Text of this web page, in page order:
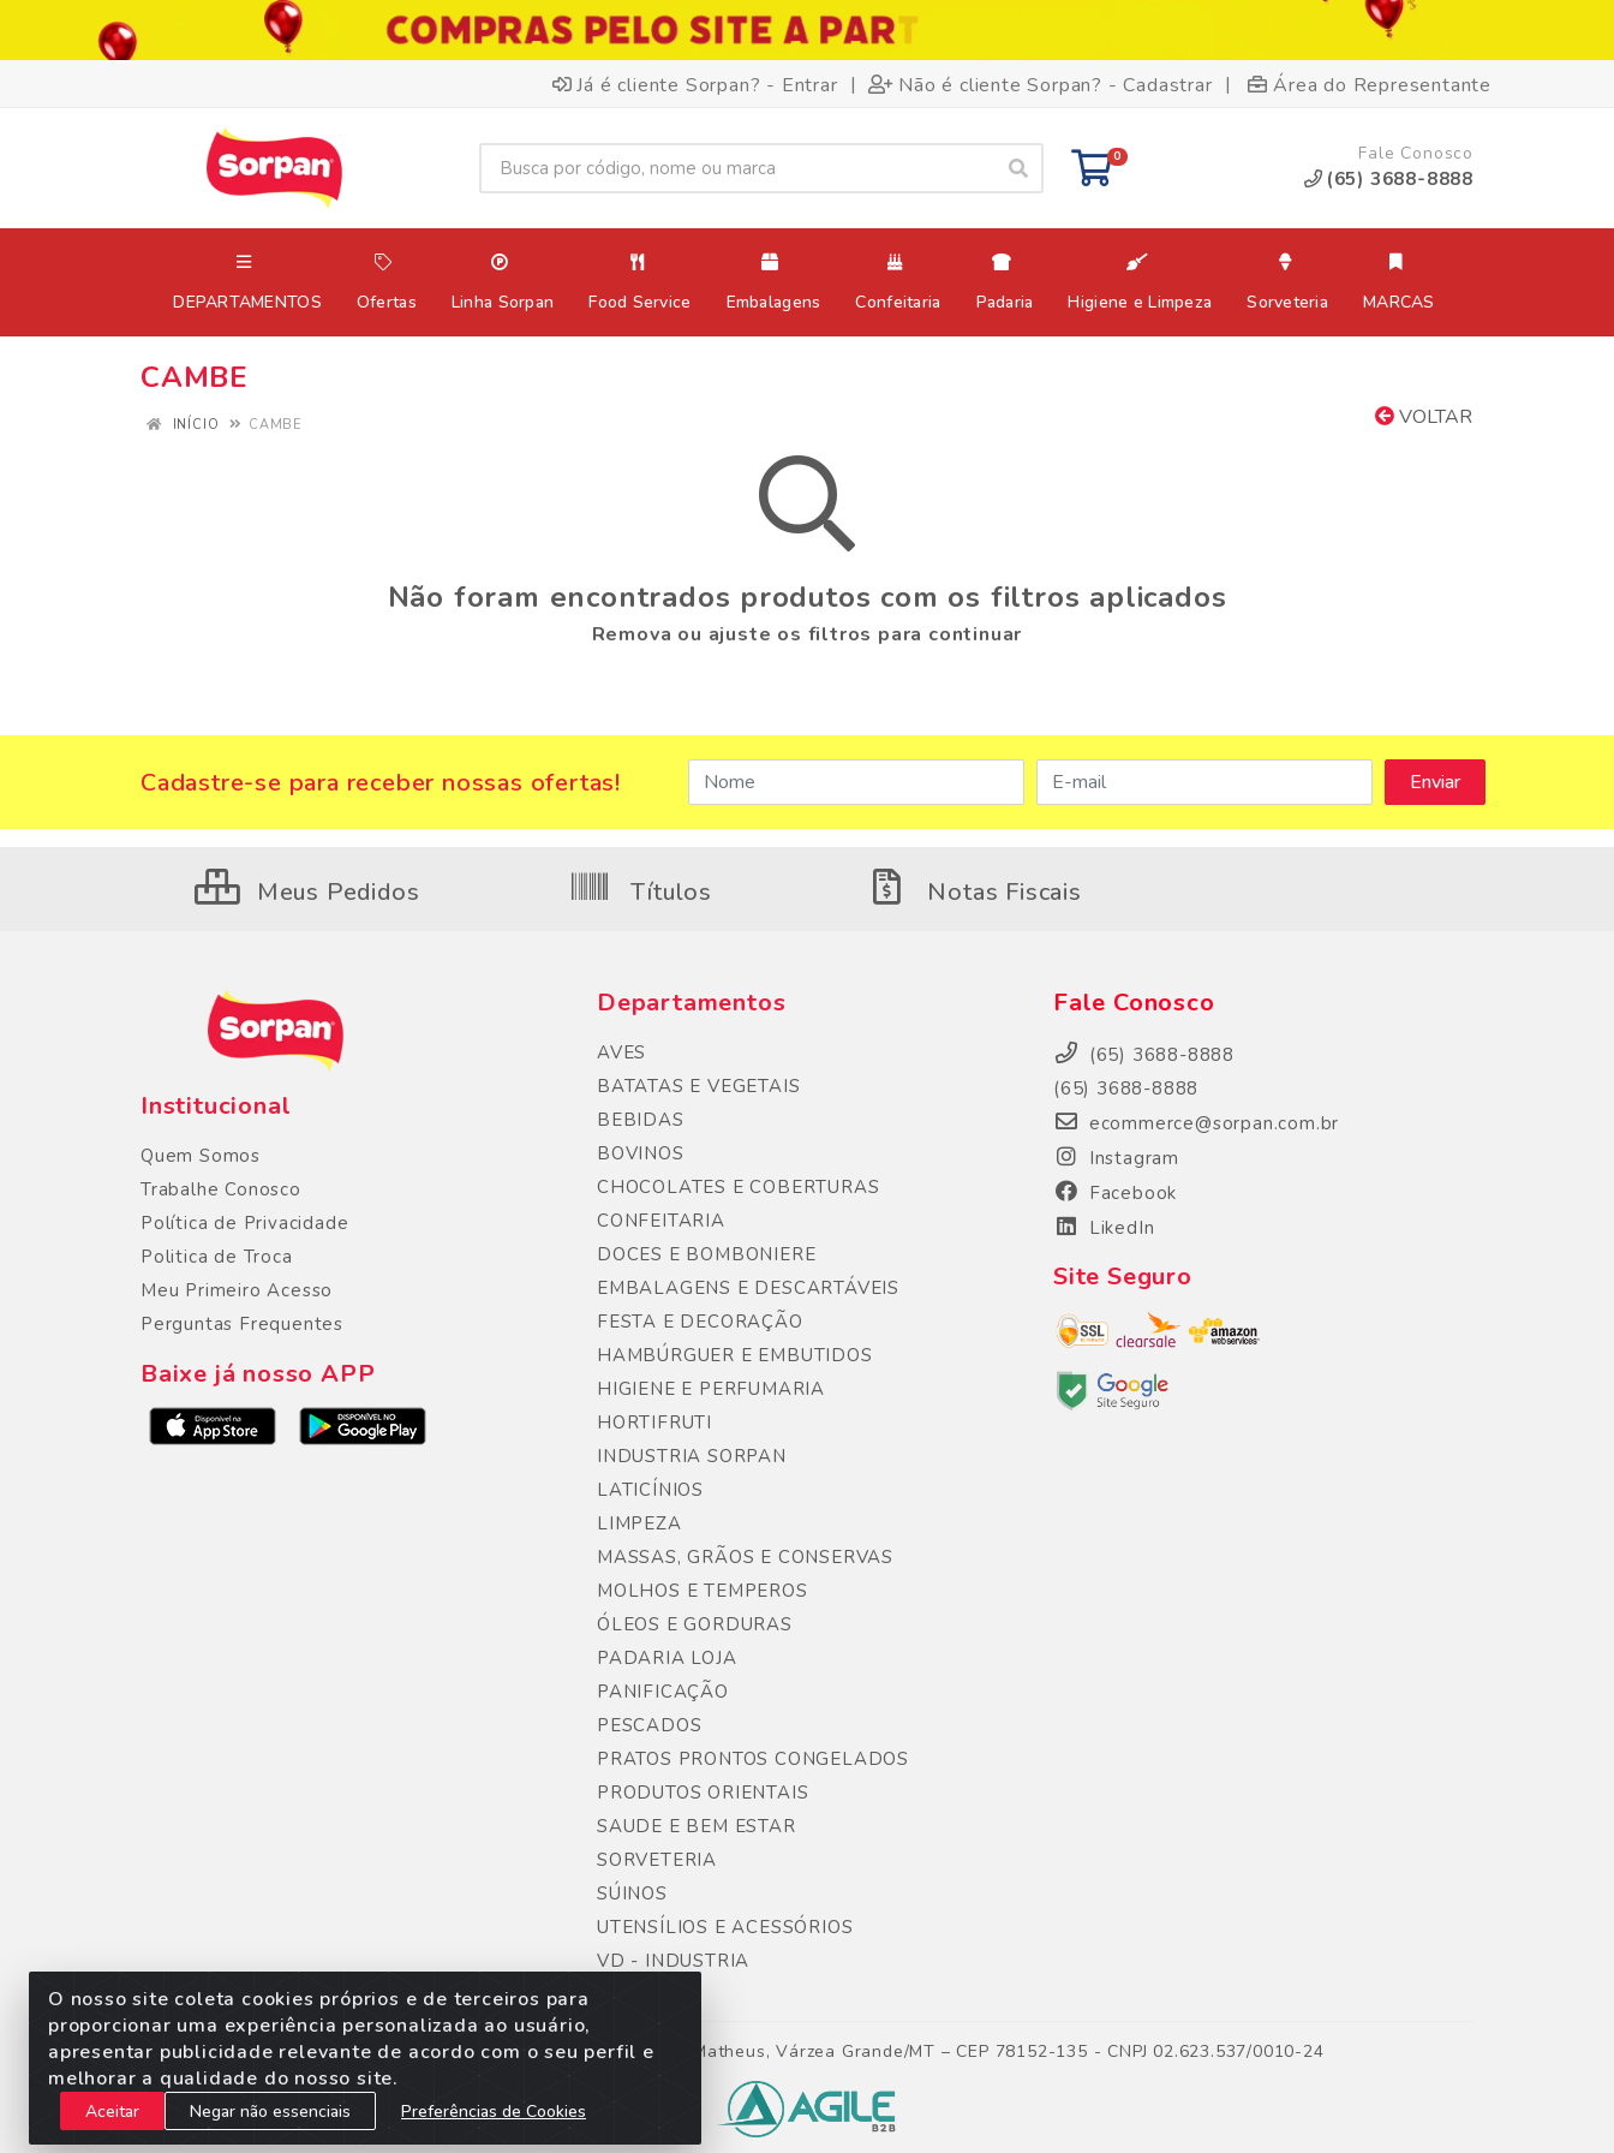
Já é cliente Sorpan? - Entrar | Não é cliente Sorpan? - Cadastrar | Área do Representante
0 Fale Conosco
(65) 3688-8888
DEPARTAMENTOS Ofertas Linha Sorpan Food Service Embalagens Confeitaria Padaria Higiene e Limpeza Sorveteria MARCAS
CAMBE
VOLTAR
INÍCIO CAMBE
Não foram encontrados produtos com os filtros aplicados
Remova ou ajuste os filtros para continuar
O nosso site coleta cookies próprios e de terceiros para
proporcionar uma experiência personalizada ao usuário,
apresentar publicidade relevante de acordo com o seu perfil e
melhorar a qualidade do nosso site.
Aceitar Negar não essenciais Preferências de Cookies
Cadastre-se para receber nossas ofertas!
Meus Pedidos Títulos Notas Fiscais
Institucional
Quem Somos
Trabalhe Conosco
Política de Privacidade
Politica de Troca
Meu Primeiro Acesso
Perguntas Frequentes
Baixe já nosso APP
Departamentos
AVES
BATATAS E VEGETAIS
BEBIDAS
BOVINOS
CHOCOLATES E COBERTURAS
CONFEITARIA
DOCES E BOMBONIERE
EMBALAGENS E DESCARTÁVEIS
FESTA E DECORAÇÃO
HAMBÚRGUER E EMBUTIDOS
HIGIENE E PERFUMARIA
HORTIFRUTI
INDUSTRIA SORPAN
LATICÍNIOS
LIMPEZA
MASSAS, GRÃOS E CONSERVAS
MOLHOS E TEMPEROS
ÓLEOS E GORDURAS
PADARIA LOJA
PANIFICAÇÃO
PESCADOS
PRATOS PRONTOS CONGELADOS
PRODUTOS ORIENTAIS
SAUDE E BEM ESTAR
SORVETERIA
SÚINOS
UTENSÍLIOS E ACESSÓRIOS
VD - INDUSTRIA
Fale Conosco
(65) 3688-8888
(65) 3688-8888
ecommerce@sorpan.com.br
Instagram
Facebook
LikedIn
Site Seguro
Sorpan - Rodovia dos Imigrantes, Lote 06, São Matheus, Várzea Grande/MT – CEP 78152-135 - CNPJ 02.623.537/0010-24